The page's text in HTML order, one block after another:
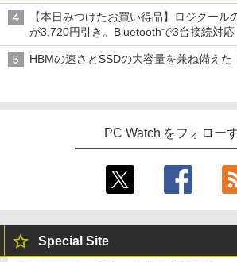
【本日みつけたお買い得品】ロジクール
が3,720円引き。Bluetoothで3台接続対応
HBMの速さとSSDの大容量を兼ね備えた
PC Watch をフォロー
Special Site